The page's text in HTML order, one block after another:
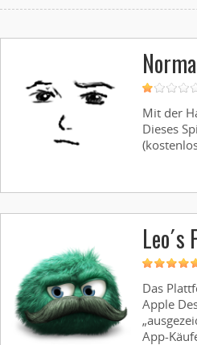
Mit der
Dieses
Leo´s
Das
Apple
App-